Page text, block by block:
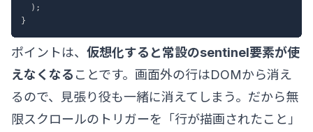
) ;
}
ポイントは、 仮想化すると常設のsentinel要素が使
えなくなる ことです。画面外の行はDOMから消え
るので、見張り役も一緒に消えてしまう。だから無
限スクロールのトリガーを「行が描画されたこと」